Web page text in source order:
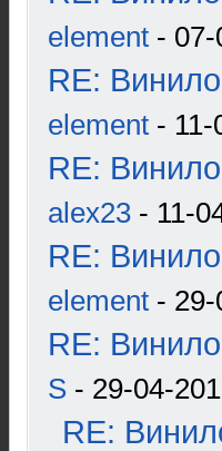
element -
RE:
element - 11-
RE:
alex23 - 11-
RE:
element -
RE:
S - 29-04-
RE: